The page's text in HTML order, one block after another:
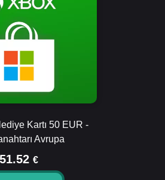
Kartı 50 EUR -
Avrupa
51.52 €